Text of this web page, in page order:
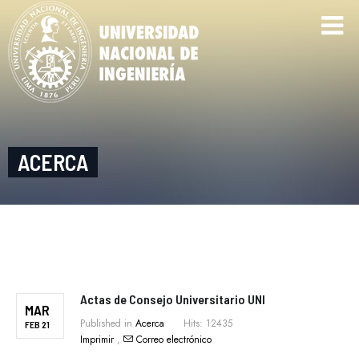
ACERCA
MAR
FEB 21
Actas de Consejo Universitario UNI
Published in Acerca
Hits: 12435
Imprimir , Correo electrónico